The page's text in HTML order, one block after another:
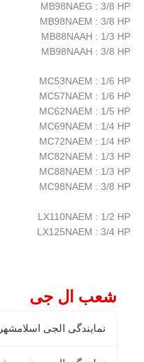
MB98NAEG : 3/8 HP
MB98NAEM : 3/8 HP
MB88NAAH : 1/3 HP
MB98NAAH : 3/8 HP
MC53NAEM : 1/6 HP
MC57NAEM : 1/6 HP
MC62NAEM : 1/5 HP
MC69NAEM : 1/4 HP
MC72NAEM : 1/4 HP
MC82NAEM : 1/3 HP
MC88NAEM : 1/3 HP
MC98NAEM : 3/8 HP
LX110NAEM : 1/2 HP
LX125NAEM : 3/4 HP
شعب ال جی
نمایندگی الجی اسلامشهر